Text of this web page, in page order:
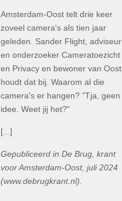
Amsterdam-Oost telt drie keer
zoveel camera's als tien jaar
geleden. Sander Flight, adviseur
en onderzoeker Cameratoezicht
en Privacy en bewoner van Oost,
houdt dat bij. Waarom al die
camera's er hangen? "Tja, geen
idee. Weet jij het?"
[...]
Gepubliceerd in De Brug, krant
voor Amsterdam-Oost, juli 2024
(www.debrugkrant.nl).